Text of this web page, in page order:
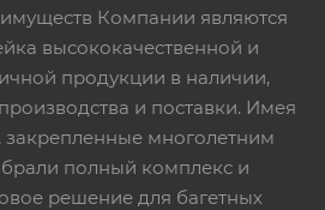
Компании являются
высококачественной и
продукции в наличии,
и поставки. Имея
закрепленные многолетним
полный комплекс и
решение для багетных